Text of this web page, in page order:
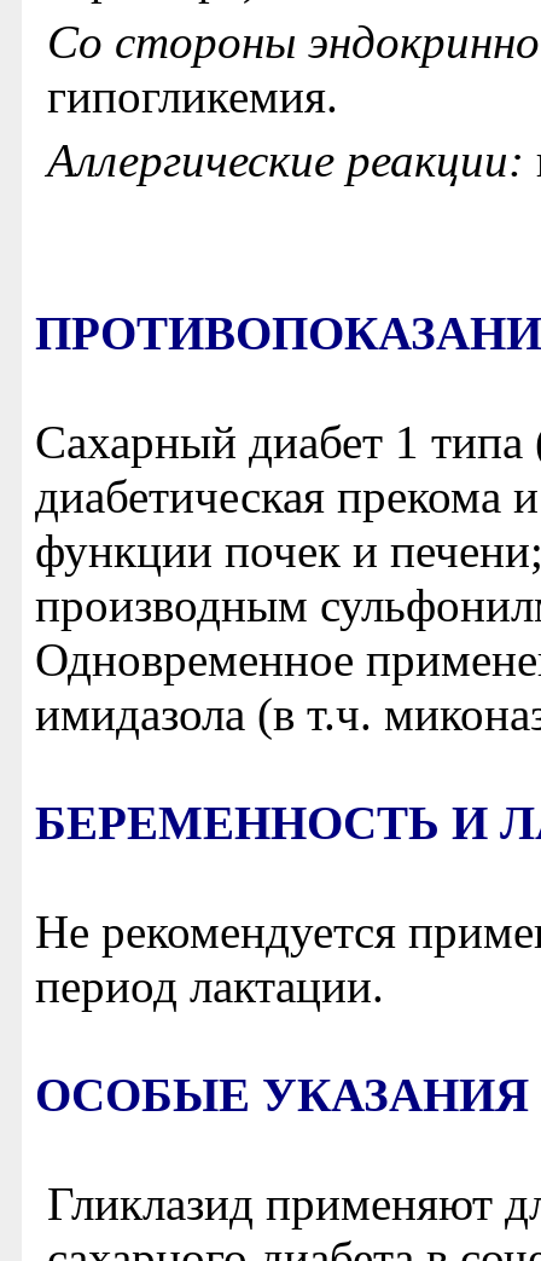
Со стороны
гипогликемия.
Аллергические реакции:
Сахарный диабет 1
диабетическая
функции почек и
производным
Одновременное
имидазола (в т.ч.
БЕРЕМЕННОСТЬ И
Не рекомендуется
период лактации.
ОСОБЫЕ УКАЗАНИЯ
Гликлазид применяют